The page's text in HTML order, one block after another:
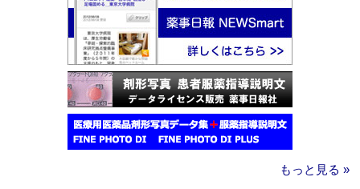
もっと見る »